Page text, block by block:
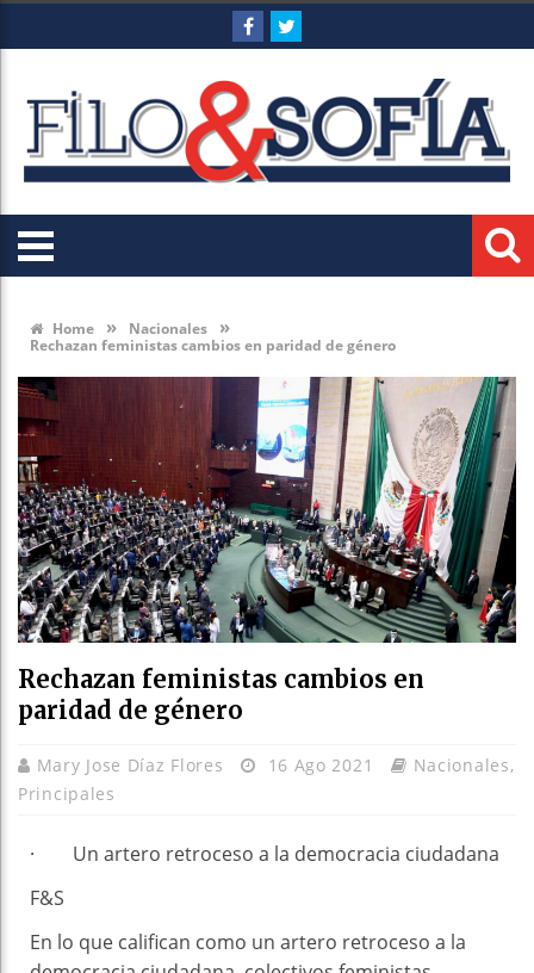
Home » Nacionales »
Rechazan feministas cambios en paridad de género
Rechazan feministas cambios en
paridad de género
Mary Jose Díaz Flores 16 Ago 2021 Nacionales,
Principales
· Un artero retroceso a la democracia ciudadana
F&S
En lo que califican como un artero retroceso a la